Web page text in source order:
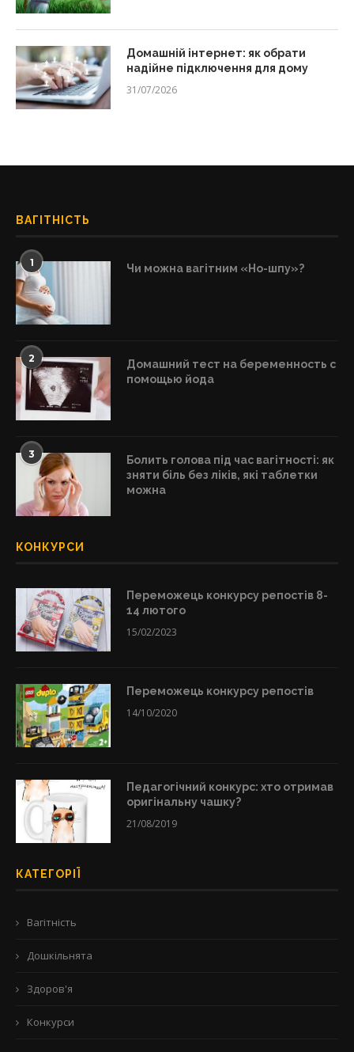
Домашній інтернет: як обрати
надійне підключення для дому
31/07/2026
ВАГІТНІСТЬ
1 Чи можна вагітним «Но-шпу»?
2
Домашний тест на беременность с
помощью йода
3
Болить голова під час вагітності: як
зняти біль без ліків, які таблетки
можна
КОНКУРСИ
Переможець конкурсу репостів 8-
14 лютого
15/02/2023
Переможець конкурсу репостів
14/10/2020
Педагогічний конкурс: хто отримав
оригінальну чашку?
21/08/2019
КАТЕГОРІЇ
Вагітність
Дошкільнята
Здоров'я
Конкурси